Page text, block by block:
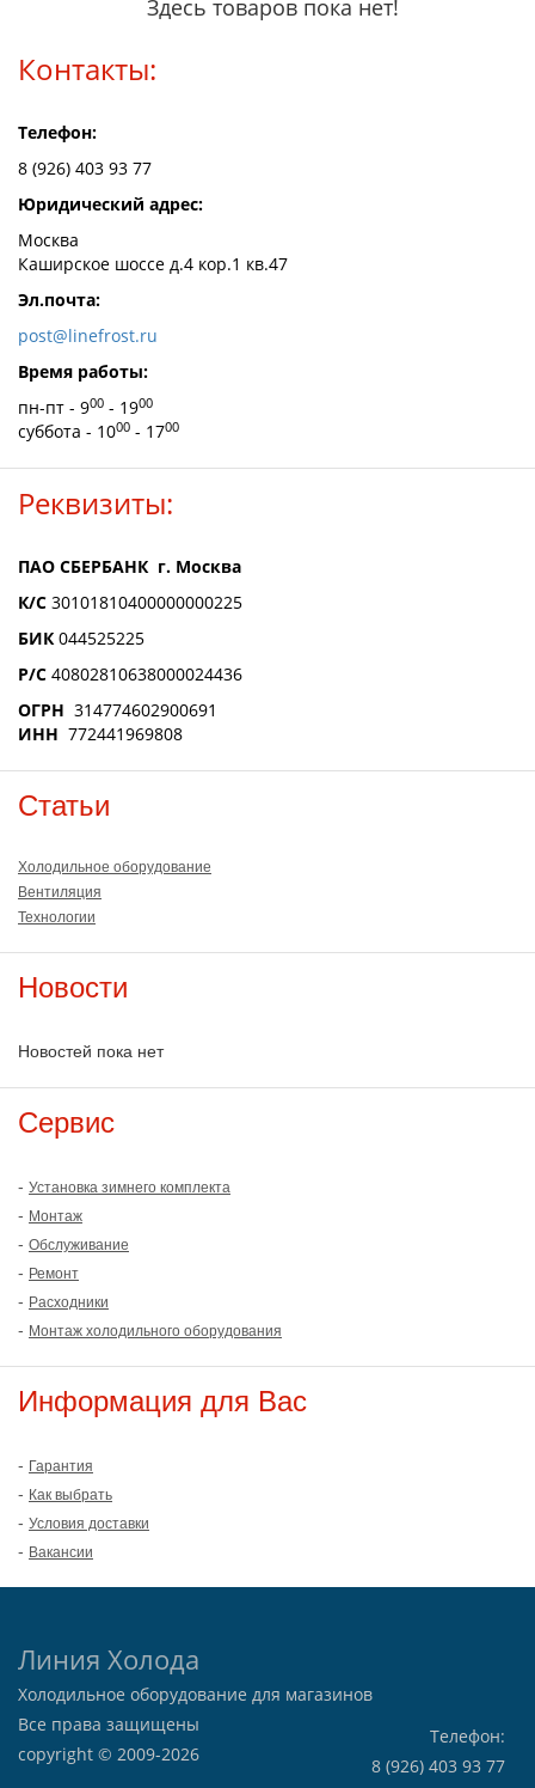
Здесь товаров пока нет!
Контакты:
Телефон:
8 (926) 403 93 77
Юридический адрес:
Москва
Каширское шоссе д.4 кор.1 кв.47
Эл.почта:
post@linefrost.ru
Время работы:
пн-пт - 900 - 1900
суббота - 1000 - 1700
Реквизиты:
ПАО СБЕРБАНК г. Москва
К/С 30101810400000000225
БИК 044525225
Р/С 40802810638000024436
ОГРН 314774602900691
ИНН 772441969808
Статьи
Холодильное оборудование
Вентиляция
Технологии
Новости
Новостей пока нет
Сервис
- Установка зимнего комплекта
- Монтаж
- Обслуживание
- Ремонт
- Расходники
- Монтаж холодильного оборудования
Информация для Вас
- Гарантия
- Как выбрать
- Условия доставки
- Вакансии
Линия Холода
Холодильное оборудование для магазинов
Все права защищены
copyright © 2009-2026
Телефон:
8 (926) 403 93 77